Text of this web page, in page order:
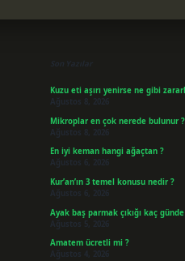
Son Yazılar
Kuzu eti aşırı yenirse ne gibi
Ağustos 8, 2026
Mikroplar en çok nerede bulunur ?
Ağustos 8, 2026
En iyi keman hangi ağaçtan ?
Ağustos 6, 2026
Kur’an’ın 3 temel konusu nedir ?
Ağustos 6, 2026
Ayak baş parmak çıkığı kaç
Ağustos 5, 2026
Amatem ücretli mi ?
Ağustos 4, 2026